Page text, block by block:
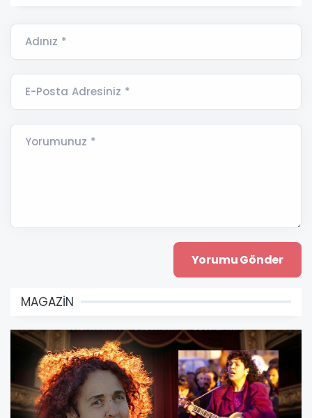
Adınız *
E-Posta Adresiniz *
Yorumunuz *
MAGAZİN